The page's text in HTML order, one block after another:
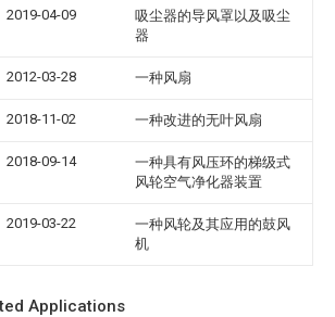
2019-04-09
吸尘器的导风罩以及吸尘
器
2012-03-28 一种风扇
2018-11-02 一种改进的无叶风扇
2018-09-14
一种具有风压环的梯级式
风轮空气净化器装置
2019-03-22
一种风轮及其应用的鼓风
机
Applications